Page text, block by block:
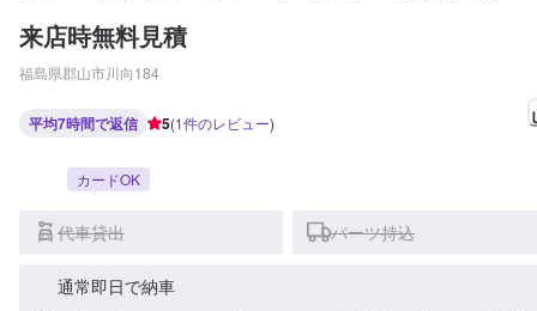
来店時無料見積
福島県郡山市川向184
平均7時間で返信 5(1件のレビュー)
カードOK
代車貸出 パーツ持込
通常即日で納車